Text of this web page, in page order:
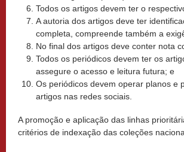
Todos os artigos devem ter o
A autoria dos artigos deve ter
completa, compreende também a
No final dos artigos deve conter nota
Todos os periódicos devem ter os
assegure o acesso e leitura futura; e
Os periódicos devem operar planos e
artigos nas redes sociais.
A promoção e aplicação das linhas
critérios de indexação das coleções